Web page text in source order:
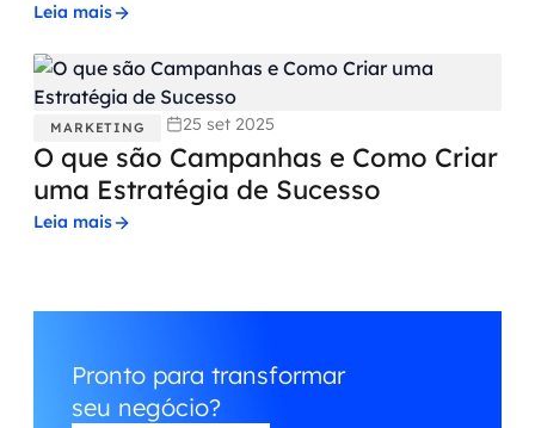
Leia mais
MARKETING 25 set 2025
O que são Campanhas e Como Criar
uma Estratégia de Sucesso
Leia mais
Pronto para transformar
seu negócio?